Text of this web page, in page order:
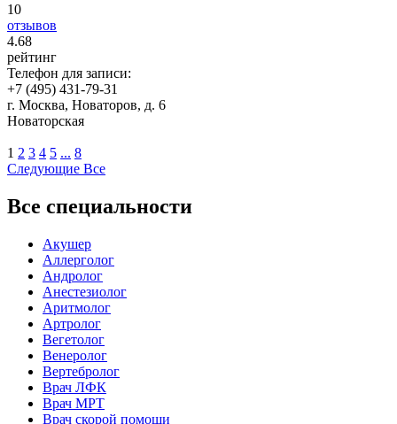
10
отзывов
4.68
рейтинг
Телефон для записи:
+7 (495) 431-79-31
г. Москва, Новаторов, д. 6
Новаторская
1 2 3 4 5 ... 8
Следующие Все
Все специальности
Акушер
Аллерголог
Андролог
Анестезиолог
Аритмолог
Артролог
Вегетолог
Венеролог
Вертебролог
Врач ЛФК
Врач МРТ
Врач скорой помощи